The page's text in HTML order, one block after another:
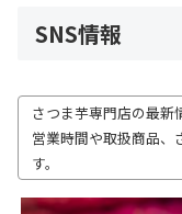
SNS情報
さつま芋専門店の最
営業時間や取扱商品、
す。